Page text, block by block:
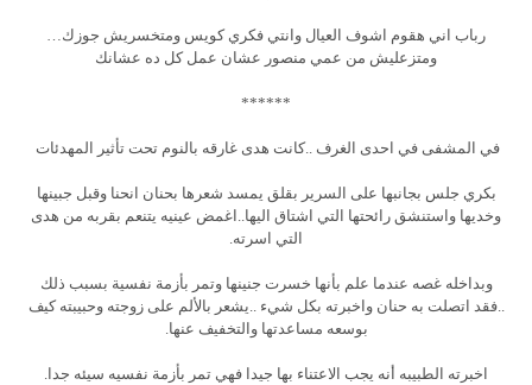
رباب اني هقوم اشوف العيال وانتي فكري كويس ومتخسريش جوزك…
ومتزعليش من عمي منصور عشان عمل كل ده عشانك
******
في المشفى في احدى الغرف ..كانت هدى غارقه بالنوم تحت تأثير المهدئات
بكري جلس بجانبها على السرير بقلق يمسد شعرها بحنان انحنا وقبل جبينها
وخديها واستنشق رائحتها التي اشتاق اليها..اغمض عينيه يتنعم بقربه من هدى
التي اسرته.
وبداخله غصه عندما علم بأنها خسرت جنينها وتمر بأزمة نفسية بسبب ذلك
..فقد اتصلت به حنان واخبرته بكل شيء ..يشعر بالألم على زوجته وحبيبته كيف
بوسعه مساعدتها والتخفيف عنها.
اخبرته الطبيبه أنه يجب الاعتناء بها جيدا فهي تمر بأزمة نفسيه سيئه جدا.